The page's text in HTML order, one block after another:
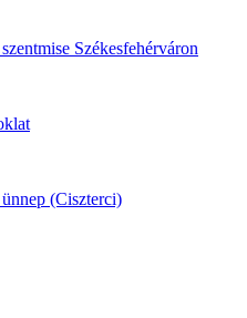
Székesfehérváron
(Ciszterci)